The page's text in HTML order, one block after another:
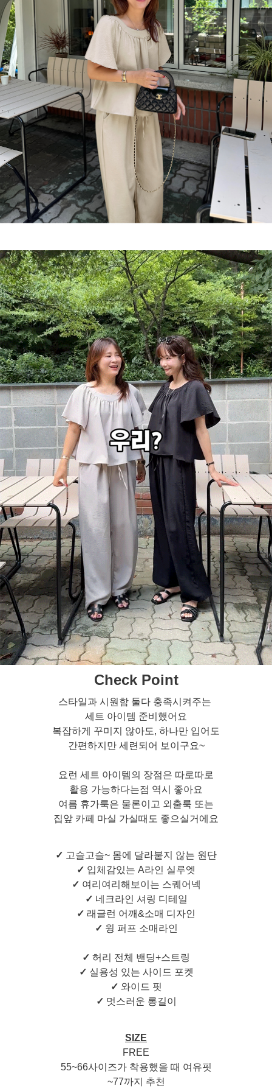
Check Point
스타일과 시원함 둘다 충족시켜주는
세트 아이템 준비했어요
복잡하게 꾸미지 않아도, 하나만 입어도
간편하지만 세련되어 보이구요~
요런 세트 아이템의 장점은 따로따로
활용 가능하다는점 역시 좋아요
여름 휴가룩은 물론이고 외출룩 또는
집앞 카페 마실 가실때도 좋으실거에요
✓ 고슬고슬~ 몸에 달라붙지 않는 원단
✓ 입체감있는 A라인 실루엣
✓ 여리여리해보이는 스퀘어넥
✓ 네크라인 셔링 디테일
✓ 래글런 어깨&소매 디자인
✓ 윙 퍼프 소매라인
✓ 허리 전체 밴딩+스트링
✓ 실용성 있는 사이드 포켓
✓ 와이드 핏
✓ 멋스러운 롱길이
SIZE
FREE
55~66사이즈가 착용했을 때 여유핏
~77까지 추천